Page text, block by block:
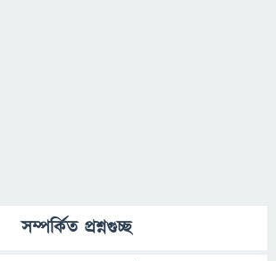
সম্পর্কিত প্রশ্নগুচ্ছ